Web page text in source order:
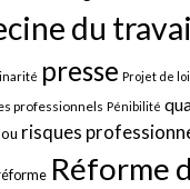
du
presse Projet de
professionnels Pénibilité
risques
Réforme